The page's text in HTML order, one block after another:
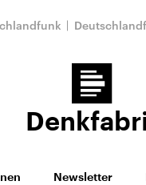
Newsletter